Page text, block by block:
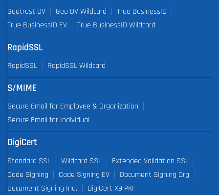
Geotrust DV Geo DV Wildcard
True BusinessID
True BusinessID EV
True BusinessID Wildcard
RapidSSL
RapidSSL RapidSSL Wildcard
S/MIME
Secure Email for Employee & Organization
Secure Email for Individual
DigiCert
Standard SSL Wildcard SSL
Extended Validation SSL
Code Signing
Code Signing EV
Document Signing Org.
Document Signing Ind.
DigiCert X9 PKI